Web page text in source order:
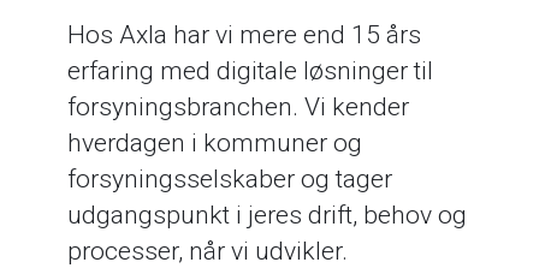
Hos Axla har vi mere end 15 års
erfaring med digitale løsninger til
forsyningsbranchen. Vi kender
hverdagen i kommuner og
forsyningsselskaber og tager
udgangspunkt i jeres drift, behov og
processer, når vi udvikler.